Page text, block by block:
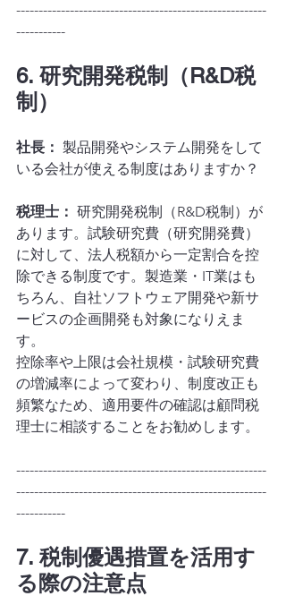
--------------------------------------------------------
-----------
6. 研究開発税制（R&D税
制）
社長： 製品開発やシステム開発をして
いる会社が使える制度はありますか？
税理士： 研究開発税制（R&D税制）が
あります。試験研究費（研究開発費）
に対して、法人税額から一定割合を控
除できる制度です。製造業・IT業はも
ちろん、自社ソフトウェア開発や新サ
ービスの企画開発も対象になりえま
す。
控除率や上限は会社規模・試験研究費
の増減率によって変わり、制度改正も
頻繁なため、適用要件の確認は顧問税
理士に相談することをお勧めします。
--------------------------------------------------------
--------------------------------------------------------
-----------
7. 税制優遇措置を活用す
る際の注意点